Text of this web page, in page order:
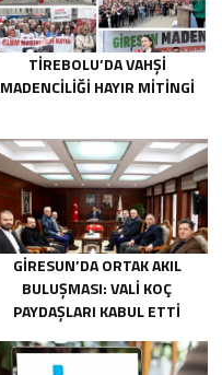
TIREBOLU’DA VAHŞI
MADENCILIĞI HAYIR MITINGI
GIRESUN’DA ORTAK AKIL
BULUŞMASI: VALI KOÇ
PAYDAŞLARI KABUL ETTI